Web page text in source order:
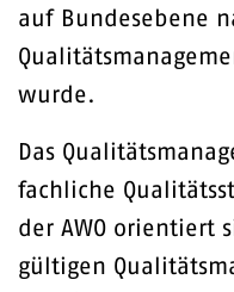
auf Bundesebene
wurde.
Das
fachliche
der AWO orientiert
gültigen